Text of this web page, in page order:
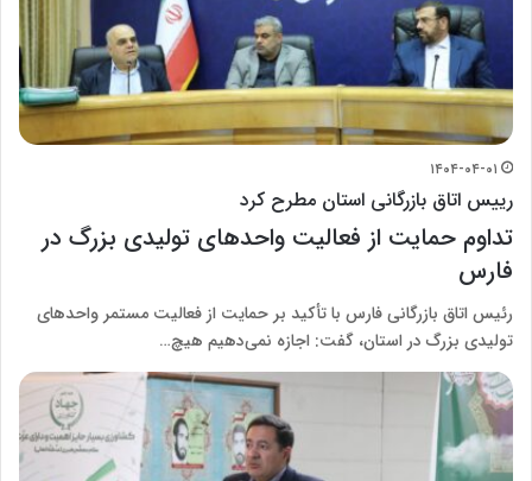
۱۴۰۴-۰۴-۰۱
رییس اتاق بازرگانی استان مطرح کرد
تداوم حمایت از فعالیت واحدهای تولیدی بزرگ در
فارس
رئیس اتاق بازرگانی فارس با تأکید بر حمایت از فعالیت مستمر واحدهای
تولیدی بزرگ در استان، گفت: اجازه نمی‌دهیم هیچ…